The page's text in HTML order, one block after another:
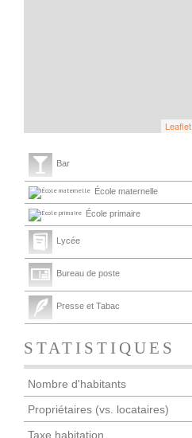
Leaflet
Bar
École maternelle
École primaire
Lycée
Bureau de poste
Presse et Tabac
STATISTIQUES
Nombre d'habitants
Propriétaires (vs. locataires)
Taxe habitation